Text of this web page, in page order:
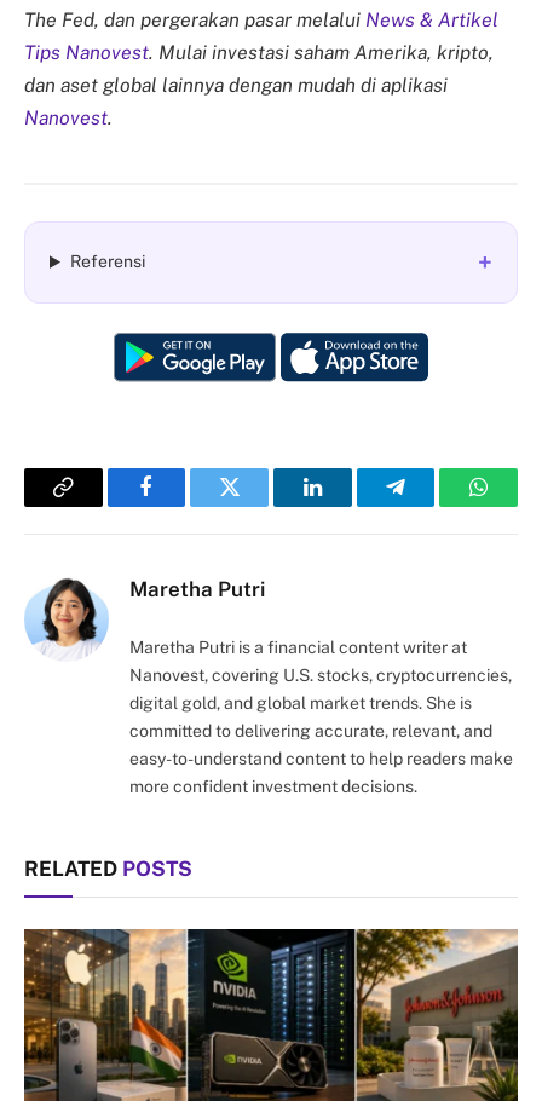
The Fed, dan pergerakan pasar melalui News & Artikel
Tips Nanovest. Mulai investasi saham Amerika, kripto,
dan aset global lainnya dengan mudah di aplikasi
Nanovest.
Referensi +
Copy
FacebookTwitter LinkedInTelegram
Maretha Putri
Maretha Putri is a financial content writer at
Nanovest, covering U.S. stocks, cryptocurrencies,
digital gold, and global market trends. She is
committed to delivering accurate, relevant, and
easy-to-understand content to help readers make
more confident investment decisions.
RELATED POSTS